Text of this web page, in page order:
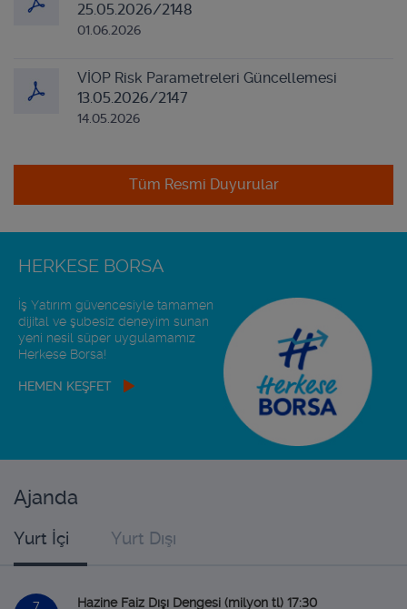
25.05.2026/2148
01.06.2026
VİOP Risk Parametreleri Güncellemesi
13.05.2026/2147
14.05.2026
Tüm Resmi Duyurular
HERKESE BORSA
İş Yatırım güvencesiyle tamamen
dijital ve şubesiz deneyim sunan
yeni nesil süper uygulamamız
Herkese Borsa!
HEMEN KEŞFET
Ajanda
Yurt İçi Yurt Dışı
Hazine Faiz Dışı Dengesi (milyon tl) 17:30